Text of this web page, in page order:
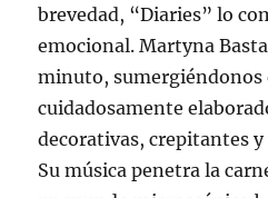
brevedad, “Diaries” lo
emocional. Martyna
minuto, sumergiéndonos
cuidadosamente
decorativas, crepitantes y
Su música penetra la